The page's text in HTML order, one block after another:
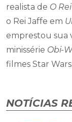
realista de O
o Rei Jaffe em
emprestou sua
minissérie Obi-
filmes Star Wars.
NOTÍCIAS